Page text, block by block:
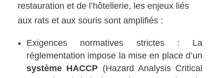
restauration et de l’hôtellerie, les enjeux liés
aux rats et aux souris sont amplifiés :
Exigences normatives strictes : La
réglementation impose la mise en place d’un
système HACCP (Hazard Analysis Critical